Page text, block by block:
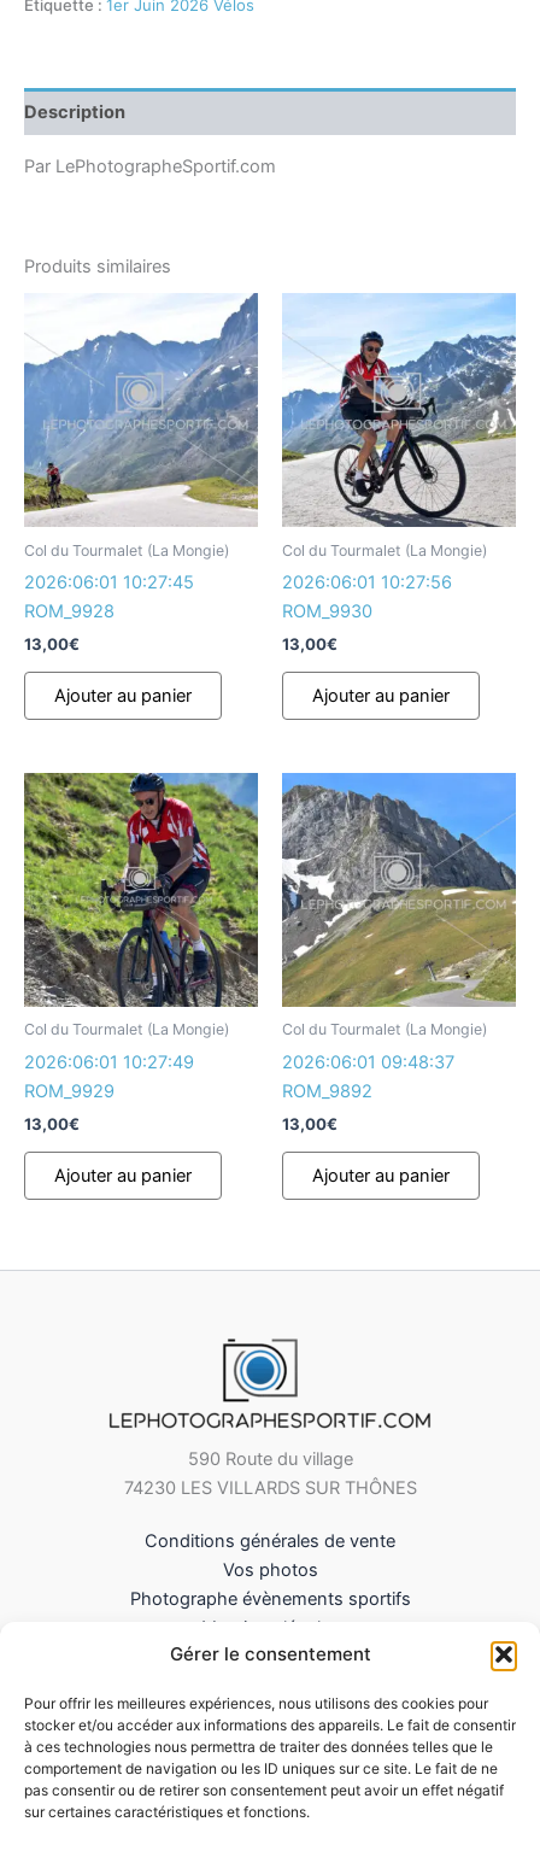
Gérer le consentement
Pour offrir les meilleures expériences, nous utilisons des cookies pour
stocker et/ou accéder aux informations des appareils. Le fait de consentir
à ces technologies nous permettra de traiter des données telles que le
comportement de navigation ou les ID uniques sur ce site. Le fait de ne
pas consentir ou de retirer son consentement peut avoir un effet négatif
sur certaines caractéristiques et fonctions.
Étiquette : 1er Juin 2026 Vélos
Description
Par LePhotographeSportif.com
Produits similaires
Col du Tourmalet (La Mongie)
2026:06:01 10:27:45
ROM_9928
13,00€
Ajouter au panier
Col du Tourmalet (La Mongie)
2026:06:01 10:27:56
ROM_9930
13,00€
Ajouter au panier
Col du Tourmalet (La Mongie)
2026:06:01 10:27:49
ROM_9929
13,00€
Ajouter au panier
Col du Tourmalet (La Mongie)
2026:06:01 09:48:37
ROM_9892
13,00€
Ajouter au panier
590 Route du village
74230 LES VILLARDS SUR THÔNES
Conditions générales de vente
Vos photos
Photographe évènements sportifs
Mentions légales
Mes Téléchargements
Politique de cookies (UE)